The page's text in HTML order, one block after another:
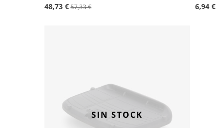
48,73 €57,33 € 6,94 €
SIN STOCK